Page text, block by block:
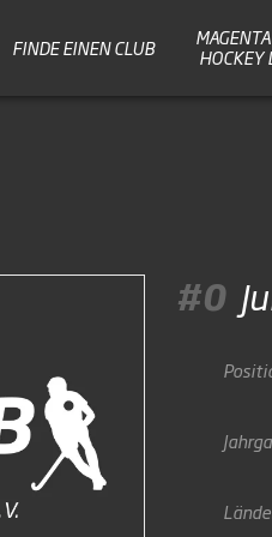
FINDE EINEN CLUB
HOCKEY
#0